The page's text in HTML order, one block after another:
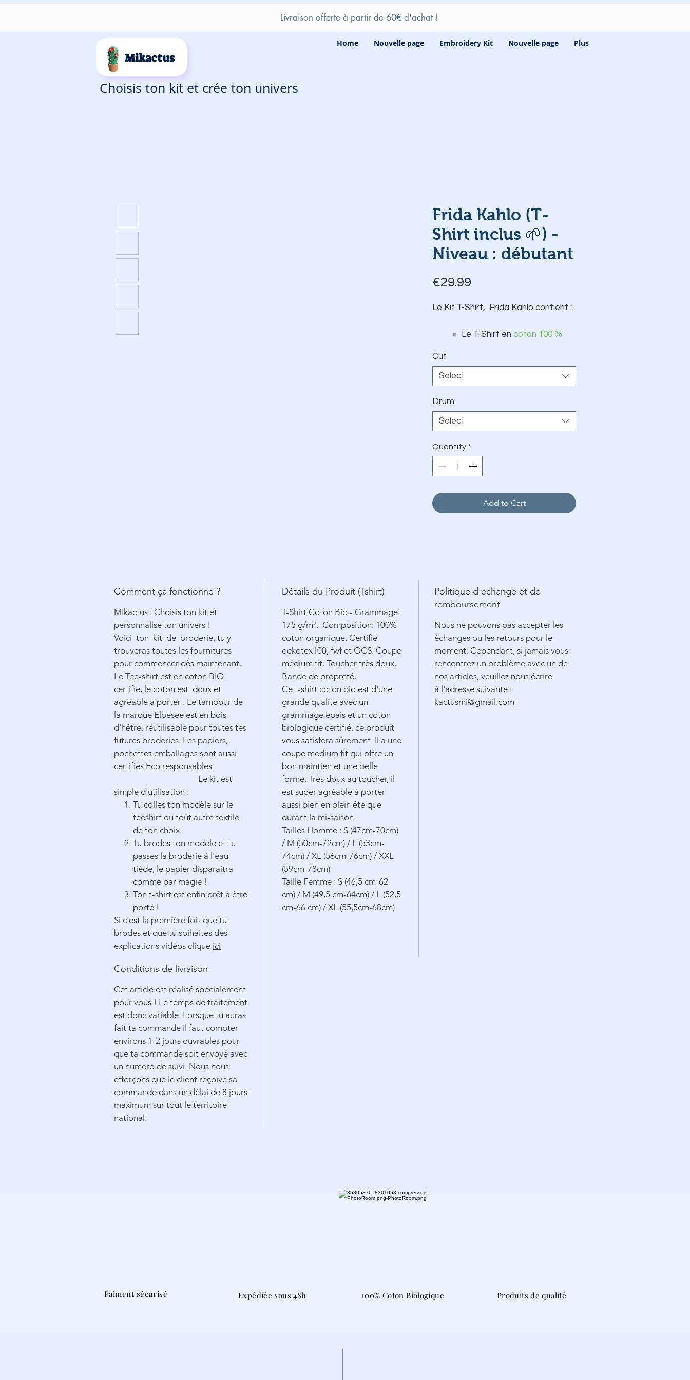
Livraison offerte à partir de 60€ d'achat !
Mikactus
Home Nouvelle page Embroidery Kit Nouvelle page Plus
Choisis ton kit et crée ton univers
Frida Kahlo (T-
Shirt inclus 🌱) -
Niveau : débutant
€29.99
Le Kit T-Shirt, Frida Kahlo contient :
Le T-Shirt en coton 100 %
Française 🇫🇷
Le modèle choisi pré-
autocollant et hydrosoluble
Un Tambour Elbesee 🇬🇧 de
ø12 cm (Optionnel)
Cut
Select
Drum
Select
Quantity *
Add to Cart
Comment ça fonctionne ?
MIkactus : Choisis ton kit et
personnalise ton univers !
Voici ton kit de broderie, tu y
trouveras toutes les fournitures
pour commencer dès maintenant.
Le Tee-shirt est en coton BIO
certifié, le coton est doux et
agréable à porter . Le tambour de
la marque Elbesee est en bois
d'hêtre, réutilisable pour toutes tes
futures broderies. Les papiers,
pochettes emballages sont aussi
certifiés Eco responsables
Le kit est
simple d'utilisation :
Tu colles ton modèle sur le
teeshirt ou tout autre textile
de ton choix.
Tu brodes ton modéle et tu
passes la broderie à l'eau
tiède, le papier disparaitra
comme par magie !
Ton t-shirt est enfin prêt à être
porté !
Si c'est la première fois que tu
brodes et que tu soihaites des
explications vidéos clique ici
Détails du Produit (Tshirt)
T-Shirt Coton Bio - Grammage:
175 g/m². Composition: 100%
coton organique. Certifié
oekotex100, fwf et OCS. Coupe
médium fit. Toucher très doux.
Bande de propreté.
Ce t-shirt coton bio est d'une
grande qualité avec un
grammage épais et un coton
biologique certifié, ce produit
vous satisfera sûrement. Il a une
coupe medium fit qui offre un
bon maintien et une belle
forme. Très doux au toucher, il
est super agréable à porter
aussi bien en plein été que
durant la mi-saison.
Tailles Homme : S (47cm-70cm)
/ M (50cm-72cm) / L (53cm-
74cm) / XL (56cm-76cm) / XXL
(59cm-78cm)
Taille Femme : S (46,5 cm-62
cm) / M (49,5 cm-64cm) / L (52,5
cm-66 cm) / XL (55,5cm-68cm)
Politique d'échange et de
remboursement
Nous ne pouvons pas accepter les
échanges ou les retours pour le
moment. Cependant, si jamais vous
rencontrez un problème avec un de
nos articles, veuillez nous écrire
à l'adresse suivante :
kactusmi@gmail.com
Conditions de livraison
Cet article est réalisé spécialement
pour vous ! Le temps de traitement
est donc variable. Lorsque tu auras
fait ta commande il faut compter
environs 1-2 jours ouvrables pour
que ta commande soit envoyé avec
un numero de suivi. Nous nous
efforçons que le client reçoive sa
commande dans un délai de 8 jours
maximum sur tout le territoire
national.
Paiment sécurisé Expédiée sous 48h 100% Coton Biologique Produits de qualité